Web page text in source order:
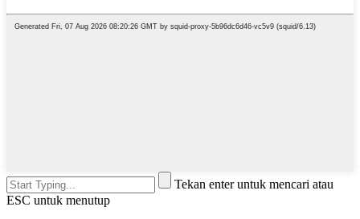
Tekan enter untuk mencari atau
ESC untuk menutup